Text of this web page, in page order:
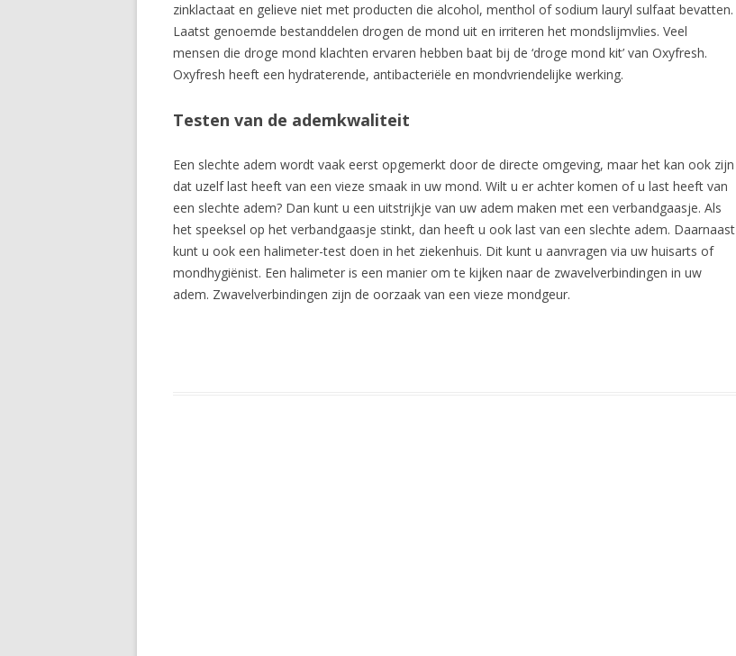
zinklactaat en gelieve niet met producten die alcohol, menthol of sodium lauryl sulfaat bevatten.
Laatst genoemde bestanddelen drogen de mond uit en irriteren het mondslijmvlies. Veel
mensen die droge mond klachten ervaren hebben baat bij de ‘droge mond kit’ van Oxyfresh.
Oxyfresh heeft een hydraterende, antibacteriële en mondvriendelijke werking.
Testen van de ademkwaliteit
Een slechte adem wordt vaak eerst opgemerkt door de directe omgeving, maar het kan ook zijn
dat uzelf last heeft van een vieze smaak in uw mond. Wilt u er achter komen of u last heeft van
een slechte adem? Dan kunt u een uitstrijkje van uw adem maken met een verbandgaasje. Als
het speeksel op het verbandgaasje stinkt, dan heeft u ook last van een slechte adem. Daarnaast
kunt u ook een halimeter-test doen in het ziekenhuis. Dit kunt u aanvragen via uw huisarts of
mondhygiënist. Een halimeter is een manier om te kijken naar de zwavelverbindingen in uw
adem. Zwavelverbindingen zijn de oorzaak van een vieze mondgeur.